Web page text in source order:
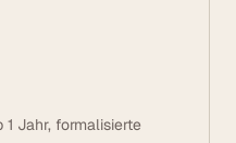
Jahr, formalisierte